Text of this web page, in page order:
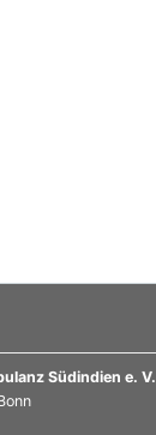
­Südindien e. V.